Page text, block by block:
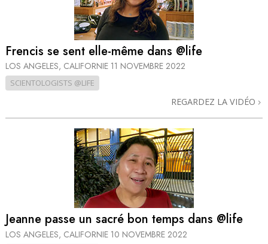
Frencis se sent elle-même dans @life
LOS ANGELES, CALIFORNIE 11 NOVEMBRE 2022
SCIENTOLOGISTS @LIFE
REGARDEZ LA VIDÉO
Jeanne passe un sacré bon temps dans @life
LOS ANGELES, CALIFORNIE 10 NOVEMBRE 2022